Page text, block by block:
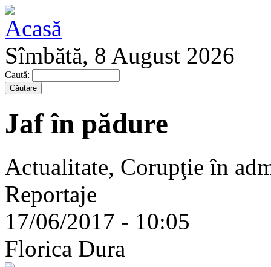
Sîmbătă, 8 August 2026
Caută:
Jaf în pădure
Actualitate, Corupţie în
Reportaje
17/06/2017 - 10:05
Florica Dura